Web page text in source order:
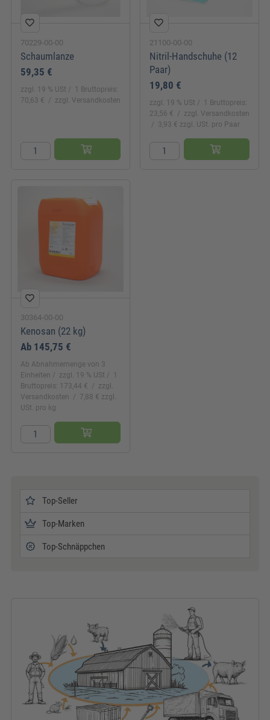
70229-00-00
Schaumlanze
59,35 €
zzgl. 19 % USt
1 Bruttopreis:
70,63 €
zzgl. Versandkosten
21100-00-00
Nitril-Handschuhe (12
Paar)
19,80 €
zzgl. 19 % USt
1 Bruttopreis:
23,56 €
zzgl. Versandkosten
3,93 € zzgl. USt. pro Paar
30364-00-00
Kenosan (22 kg)
Ab 145,75 €
Ab Abnahmemenge von 3
Einheiten
zzgl. 19 % USt
1
Bruttopreis: 173,44 €
zzgl.
Versandkosten
7,88 € zzgl.
USt. pro kg
Top-Seller
Top-Marken
Top-Schnäppchen